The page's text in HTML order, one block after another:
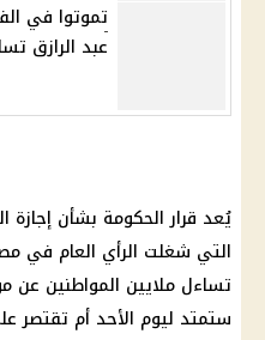
تموتوا في
عبد الرازق
يُعد قرار الحكومة بشأن إجازة
التي شغلت الرأي العام في
تساءل ملايين المواطنين عن
ستمتد ليوم الأحد أم تقتصر